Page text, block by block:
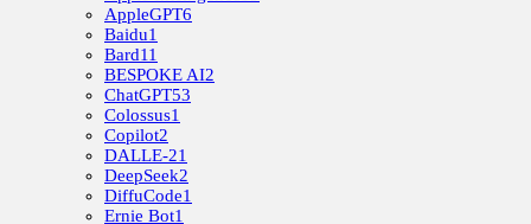
AppleGPT6
Baidu1
Bard11
BESPOKE AI2
ChatGPT53
Colossus1
Copilot2
DALLE-21
DeepSeek2
DiffuCode1
Ernie Bot1